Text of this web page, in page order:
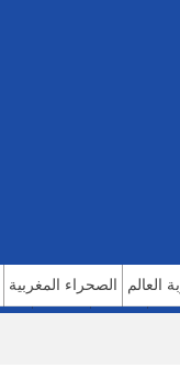
العالم الصحراء المغربية